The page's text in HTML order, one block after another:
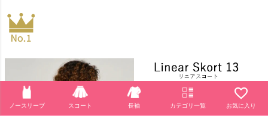
ノースリーブ スコート 長袖 カテゴリ一覧 お気に入り